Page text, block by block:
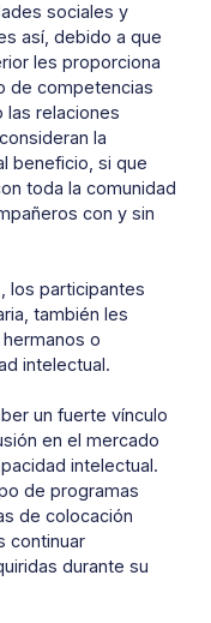
sociales y
así, debido a que
les proporciona
de competencias
las relaciones
la
beneficio, si que
toda la comunidad
con y sin
los participantes
también les
o
intelectual.
un fuerte vínculo
en el mercado
intelectual.
de programas
de colocación
continuar
durante su